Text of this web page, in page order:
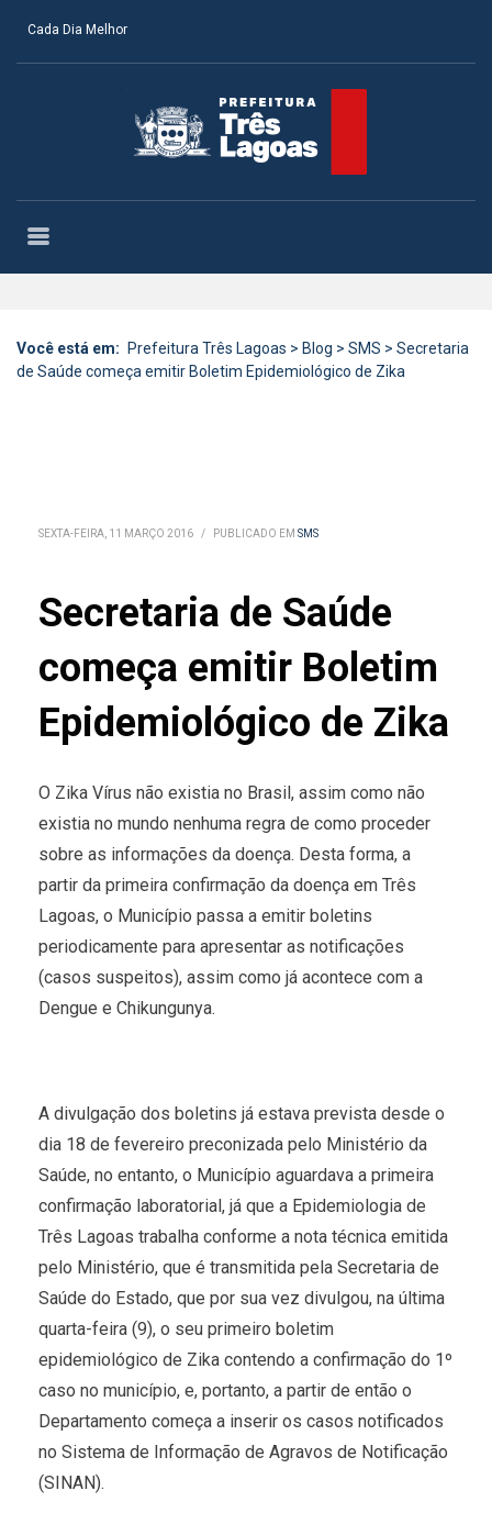
Cada Dia Melhor
Você está em: Prefeitura Três Lagoas > Blog > SMS > Secretaria
de Saúde começa emitir Boletim Epidemiológico de Zika
SEXTA-FEIRA, 11 MARÇO 2016 / PUBLICADO EM SMS
Secretaria de Saúde
começa emitir Boletim
Epidemiológico de Zika
O Zika Vírus não existia no Brasil, assim como não
existia no mundo nenhuma regra de como proceder
sobre as informações da doença. Desta forma, a
partir da primeira confirmação da doença em Três
Lagoas, o Município passa a emitir boletins
periodicamente para apresentar as notificações
(casos suspeitos), assim como já acontece com a
Dengue e Chikungunya.
A divulgação dos boletins já estava prevista desde o
dia 18 de fevereiro preconizada pelo Ministério da
Saúde, no entanto, o Município aguardava a primeira
confirmação laboratorial, já que a Epidemiologia de
Três Lagoas trabalha conforme a nota técnica emitida
pelo Ministério, que é transmitida pela Secretaria de
Saúde do Estado, que por sua vez divulgou, na última
quarta-feira (9), o seu primeiro boletim
epidemiológico de Zika contendo a confirmação do 1º
caso no município, e, portanto, a partir de então o
Departamento começa a inserir os casos notificados
no Sistema de Informação de Agravos de Notificação
(SINAN).